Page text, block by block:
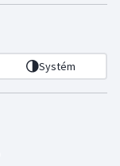
Systém